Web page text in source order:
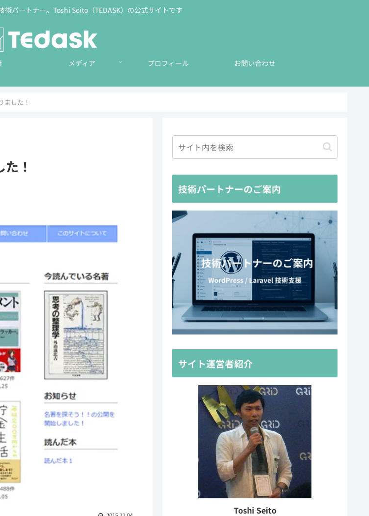
術パートナー。Toshi Seito（TEDASK）の公式サイトです
メディア プロフィール お問い合わせ
ました！
！
技術パートナーのご案内
サイト運営者紹介
Toshi Seito